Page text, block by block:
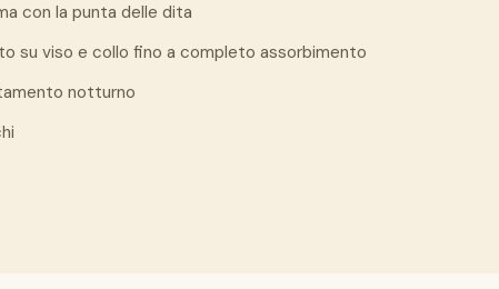
con la punta delle dita
su viso e collo fino a completo assorbimento
notturno